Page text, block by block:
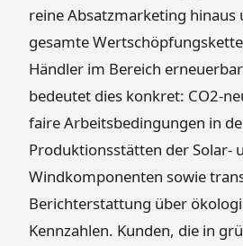
reine Absatzmarketing hinaus
gesamte
Händler im Bereich
bedeutet dies konkret: CO2-
faire Arbeitsbedingungen in
Produktionsstätten der Solar-
Windkomponenten sowie
Berichterstattung über
Kennzahlen. Kunden, die in